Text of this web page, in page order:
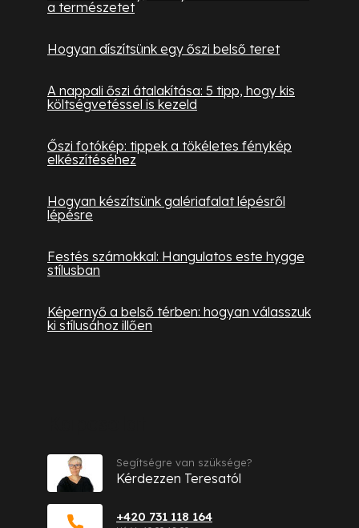
a természetet
Hogyan díszítsünk egy őszi belső teret
A nappali őszi átalakítása: 5 tipp, hogy kis
költségvetéssel is kezeld
Őszi fotókép: tippek a tökéletes fénykép
elkészítéséhez
Hogyan készítsünk galériafalat lépésről
lépésre
Festés számokkal: Hangulatos este hygge
stílusban
Képernyő a belső térben: hogyan válasszuk
ki stílusához illően
+420 731 118 164
Segítségre van szüksége?
Kérdezzen Teresatól